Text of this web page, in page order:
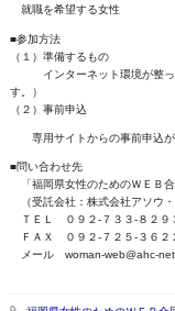
就職を希望する女性
■参加方法
（１）準備するもの
インターネット環境が整った
す。）
（２）事前申込
専用サイトからの事前申込が
■問い合わせ先
「福岡県女性のためのＷＥＢ
（受託会社：株式会社アソウ・
ＴＥＬ ０９２-７３３-８２９
ＦＡＸ ０９２-７２５-３６２
メール woman-web@ahc-